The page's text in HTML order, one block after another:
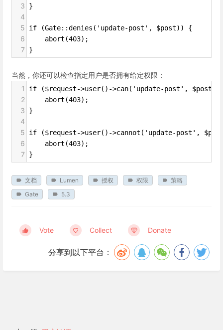
3 }
4
5
if (Gate::denies('update-post', $post)) {
6
    abort(403);
7 }
当然，你还可以检查指定用户是否拥有给定权限：
1
if ($request->user()->can('update-post', $post))
2
    abort(403);
3 }
4
5
if ($request->user()->cannot('update-post',
6
    abort(403);
7 }
文档 Lumen 授权 权限
策略
Gate
5.3
Vote Collect Donate
分享到以下平台：